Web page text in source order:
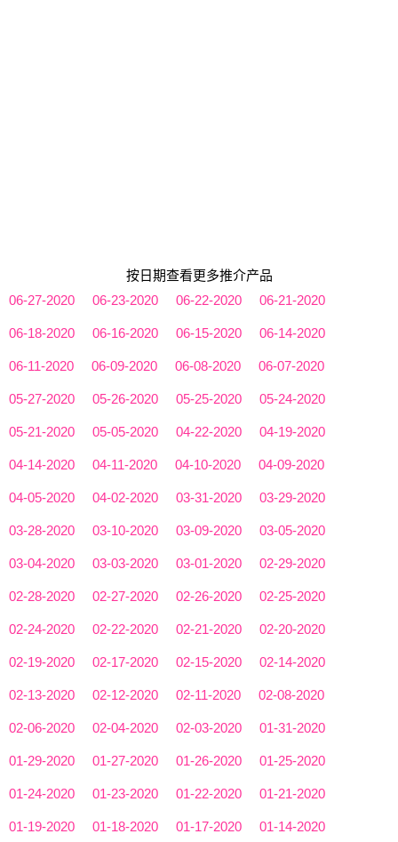
按日期查看更多推介产品
06-27-2020
06-23-2020 06-22-2020 06-21-2020
06-18-2020 06-16-2020 06-15-2020 06-14-2020
06-11-2020 06-09-2020 06-08-2020 06-07-2020
05-27-2020 05-26-2020 05-25-2020 05-24-2020
05-21-2020 05-05-2020 04-22-2020 04-19-2020
04-14-2020 04-11-2020 04-10-2020 04-09-2020
04-05-2020 04-02-2020 03-31-2020 03-29-2020
03-28-2020 03-10-2020 03-09-2020 03-05-2020
03-04-2020 03-03-2020 03-01-2020 02-29-2020
02-28-2020 02-27-2020 02-26-2020 02-25-2020
02-24-2020 02-22-2020 02-21-2020 02-20-2020
02-19-2020 02-17-2020 02-15-2020 02-14-2020
02-13-2020 02-12-2020 02-11-2020 02-08-2020
02-06-2020 02-04-2020 02-03-2020 01-31-2020
01-29-2020 01-27-2020 01-26-2020 01-25-2020
01-24-2020 01-23-2020 01-22-2020 01-21-2020
01-19-2020 01-18-2020 01-17-2020 01-14-2020